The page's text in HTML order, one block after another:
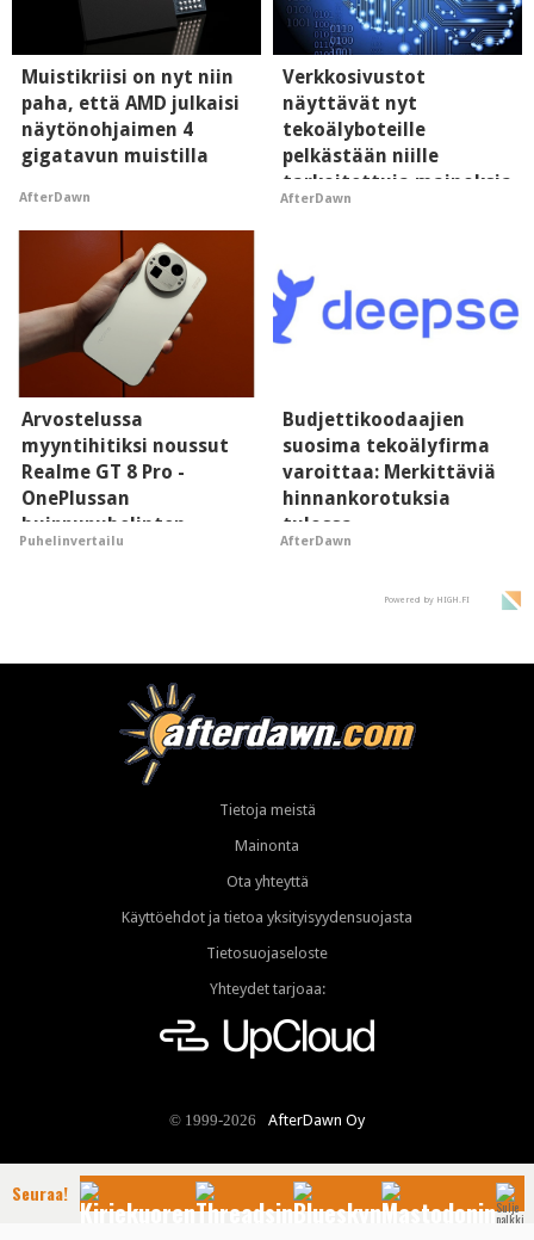
Muistikriisi on nyt niin
paha, että AMD julkaisi
näytönohjaimen 4
gigatavun muistilla
AfterDawn
Verkkosivustot
näyttävät nyt
tekoälyboteille
pelkästään niille
tarkoitettuja mainoksia
- vaikuttaa tekoälyn
AfterDawn
Arvostelussa
myyntihitiksi noussut
Realme GT 8 Pro -
OnePlussan
huippupuhelinten
"perillinen"
Puhelinvertailu
Budjettikoodaajien
suosima tekoälyfirma
varoittaa: Merkittäviä
hinnankorotuksia
tulossa
AfterDawn
Powered by HIGH.FI
Tietoja meistä
Mainonta
Ota yhteyttä
Käyttöehdot ja tietoa yksityisyydensuojasta
Tietosuojaseloste
Yhteydet tarjoaa:
© 1999-2026 AfterDawn Oy
Seuraa!